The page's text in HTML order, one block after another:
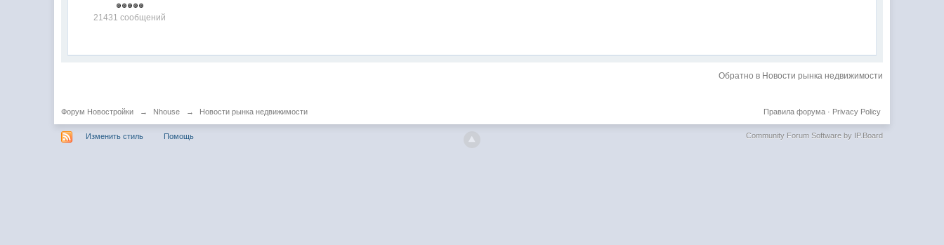
21431 сообщений
Обратно в Новости рынка недвижимости
Форум Новостройки → Nhouse → Новости рынка недвижимости Privacy Policy
Правила форума·
Изменить стиль Помощь Community Forum Software by IP.Board